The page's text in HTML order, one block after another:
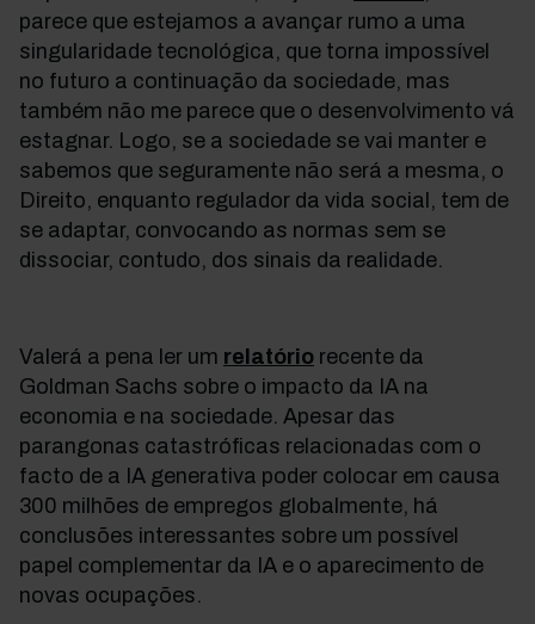
parece que estejamos a avançar rumo a uma
singularidade tecnológica, que torna impossível
no futuro a continuação da sociedade, mas
também não me parece que o desenvolvimento vá
estagnar. Logo, se a sociedade se vai manter e
sabemos que seguramente não será a mesma, o
Direito, enquanto regulador da vida social, tem de
se adaptar, convocando as normas sem se
dissociar, contudo, dos sinais da realidade.
Valerá a pena ler um relatório recente da
Goldman Sachs sobre o impacto da IA na
economia e na sociedade. Apesar das
parangonas catastróficas relacionadas com o
facto de a IA generativa poder colocar em causa
300 milhões de empregos globalmente, há
conclusões interessantes sobre um possível
papel complementar da IA e o aparecimento de
novas ocupações.